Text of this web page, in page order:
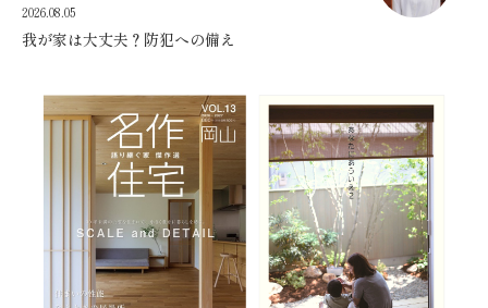
2026.08.05
我が家は大丈夫？防犯への備え